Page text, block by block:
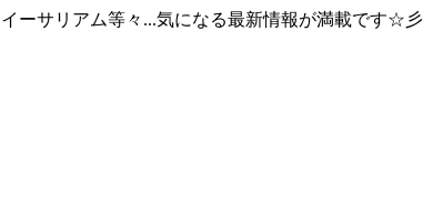
ーサリアム等々...気になる最新情報が満載です☆彡